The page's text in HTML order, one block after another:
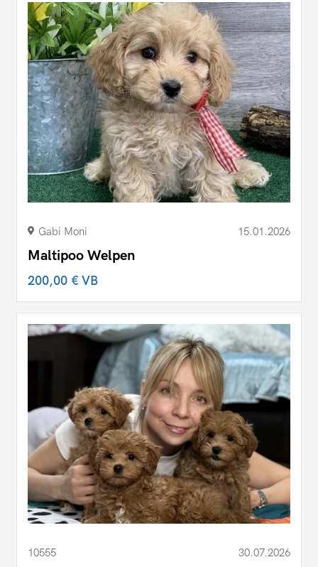
Gabi Moni 15.01.2026
Maltipoo Welpen
200,00 €VB
10555 30.07.2026